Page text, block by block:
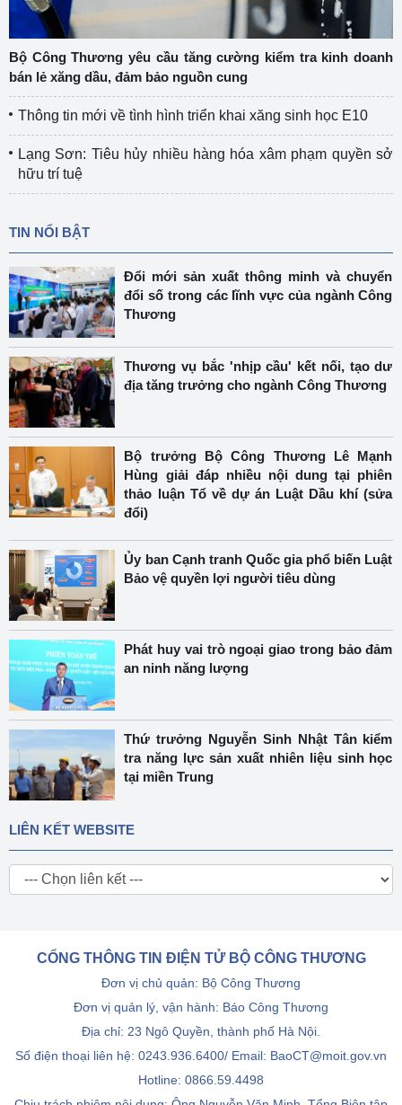
Bộ Công Thương yêu cầu tăng cường kiểm tra kinh doanh
bán lẻ xăng dầu, đảm bảo nguồn cung
Thông tin mới về tình hình triển khai xăng sinh học E10
Lạng Sơn: Tiêu hủy nhiều hàng hóa xâm phạm quyền sở
hữu trí tuệ
TIN NỔI BẬT
Đổi mới sản xuất thông minh và chuyển
đổi số trong các lĩnh vực của ngành Công
Thương
Thương vụ bắc 'nhịp cầu' kết nối, tạo dư
địa tăng trưởng cho ngành Công Thương
Bộ trưởng Bộ Công Thương Lê Mạnh
Hùng giải đáp nhiều nội dung tại phiên
thảo luận Tổ về dự án Luật Dầu khí (sửa
đổi)
Ủy ban Cạnh tranh Quốc gia phổ biến Luật
Bảo vệ quyền lợi người tiêu dùng
Phát huy vai trò ngoại giao trong bảo đảm
an ninh năng lượng
Thứ trưởng Nguyễn Sinh Nhật Tân kiểm
tra năng lực sản xuất nhiên liệu sinh học
tại miền Trung
LIÊN KẾT WEBSITE
CỔNG THÔNG TIN ĐIỆN TỬ BỘ CÔNG THƯƠNG
Đơn vị chủ quản: Bộ Công Thương
Đơn vị quản lý, vận hành: Báo Công Thương
Địa chỉ: 23 Ngô Quyền, thành phố Hà Nội.
Số điện thoại liên hệ: 0243.936.6400/ Email: BaoCT@moit.gov.vn
Hotline: 0866.59.4498